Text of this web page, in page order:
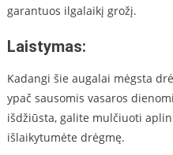
garantuos ilgalaikį grožį.
Laistymas:
Kadangi šie augalai mėgsta
ypač sausomis vasaros
išdžiūsta, galite mulčiuoti
išlaikytumėte drėgmę.